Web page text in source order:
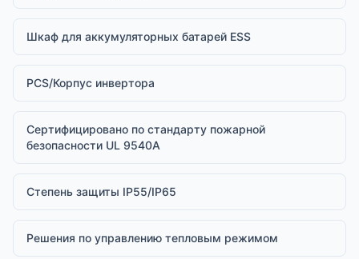
Шкаф для аккумуляторных батарей ESS
PCS/Корпус инвертора
Сертифицировано по стандарту пожарной
безопасности UL 9540A
Степень защиты IP55/IP65
Решения по управлению тепловым режимом